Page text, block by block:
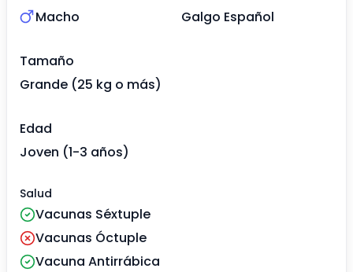
Macho
Galgo Español
Tamaño
Grande (25 kg o más)
Edad
Joven (1-3 años)
Salud
Vacunas Séxtuple
Vacunas Óctuple
Vacuna Antirrábica